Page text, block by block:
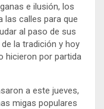
e ilusión, los
las calles para que
al paso de sus
la tradición y hoy
hicieron por partida
a este jueves,
migas populares